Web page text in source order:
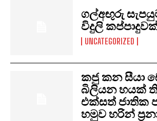
ගල්අඟුරු
විදුලි
UNCATEGORIZED
කජු කන සීයා
බිලියන හයක්
එක්සත් ජාතික
හමුව හරින්